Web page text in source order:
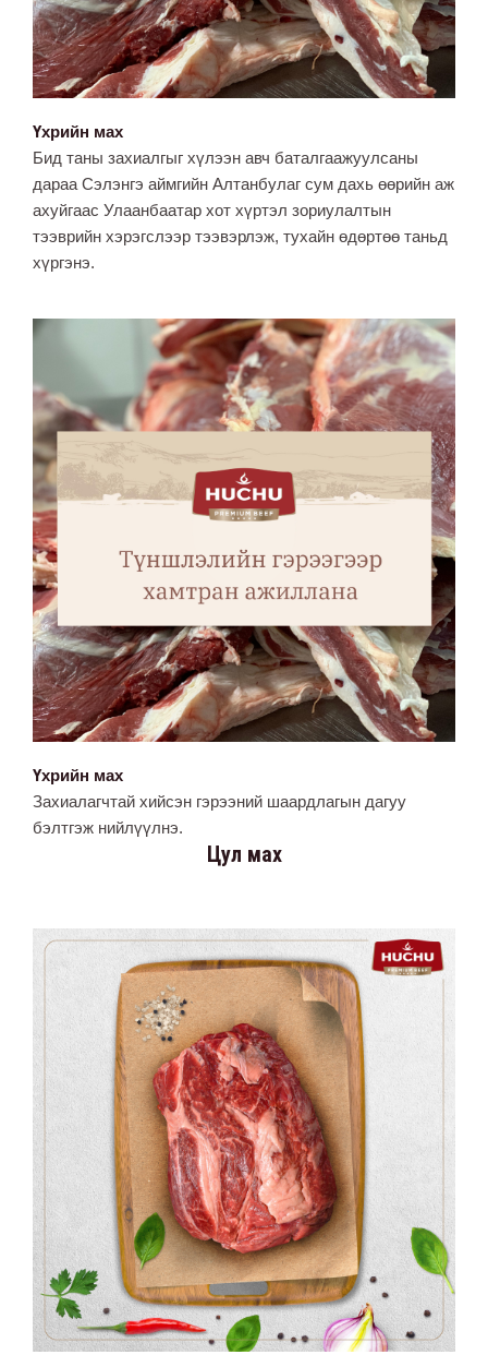
Үхрийн мах
Бид таны захиалгыг хүлээн авч баталгаажуулсаны
дараа Сэлэнгэ аймгийн Алтанбулаг сум дахь өөрийн аж
ахуйгаас Улаанбаатар хот хүртэл зориулалтын
тээврийн хэрэгслээр тээвэрлэж, тухайн өдөртөө таньд
хүргэнэ.
Үхрийн мах
Захиалагчтай хийсэн гэрээний шаардлагын дагуу
бэлтгэж нийлүүлнэ.
Цул мах